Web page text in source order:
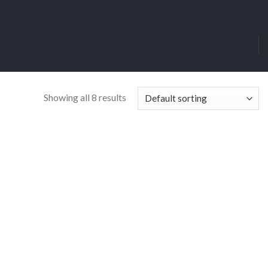
Showing all 8 results